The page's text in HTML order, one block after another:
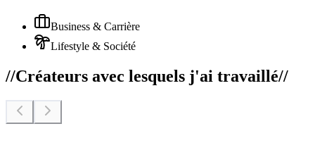
Business & Carrière
Lifestyle & Société
//Créateurs avec lesquels j'ai travaillé//